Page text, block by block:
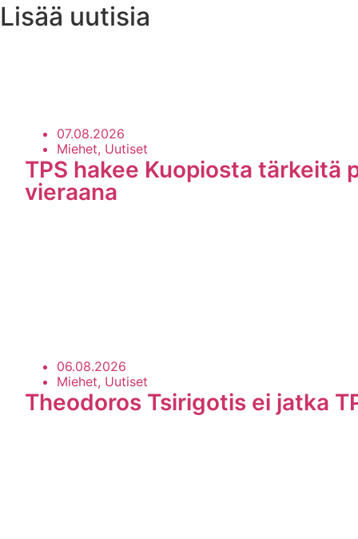
Lisää uutisia
07.08.2026
Miehet, Uutiset
TPS hakee Kuopiosta tärkeitä
vieraana
06.08.2026
Miehet, Uutiset
Theodoros Tsirigotis ei jatka